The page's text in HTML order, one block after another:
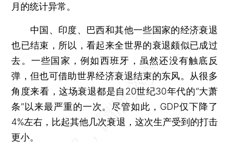
月的统计异常。
中国、印度、巴西和其他一些国家的经济衰退
也已结束，所以，看起来全世界的衰退颇似已成过
去。一些国家，例如西班牙，虽然还没有触底反
弹，但也可借助世界经济衰退结束的东风。从很多
角度来看，这场衰退都是自20世纪30年代的“大萧
条”以来最严重的一次。尽管如此，GDP仅下降了
4%左右，比起其他几次衰退，这次生产受到的打击
更小。